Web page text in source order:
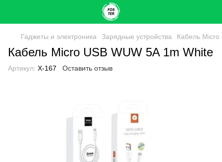
Гаджеты и электроника Зарядные устройства Кабель Micro
Кабель Micro USB WUW 5A 1m White
Артикул: X-167 Оставить отзыв